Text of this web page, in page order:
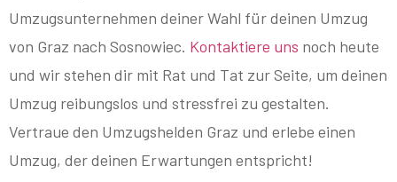
Umzugsunternehmen deiner Wahl für deinen Umzug
von Graz nach Sosnowiec. Kontaktiere uns noch heute
und wir stehen dir mit Rat und Tat zur Seite, um deinen
Umzug reibungslos und stressfrei zu gestalten.
Vertraue den Umzugshelden Graz und erlebe einen
Umzug, der deinen Erwartungen entspricht!